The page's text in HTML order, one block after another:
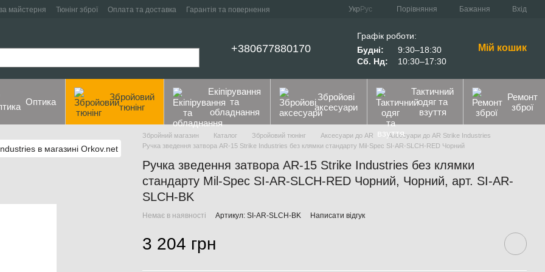
майстерня Тюнінг зброї Оплата та доставка
Гарантія та повернення
Укр Рус Порівняння Бажання Вхід
+380677880170
Графік роботи:
Будні:
9:30–18:30
Сб. Нд:
10:30–17:30
Мій кошик
Оптика
Збройовий
тюнінг
Екіпірування
та
обладнання
Збройові
аксесуари
Тактичний
одяг та
взуття
Ремонт
зброї
Збройний магазин Каталог Збройовий тюнінг Аксесуари до AR
Аксесуари до AR Strike Industries
Ручка зведення затвора AR-15 Strike Industries без клямки стандарту Mil-Spec SI-AR-SLCH-RED Чорний
Ручка зведення затвора AR-15 Strike Industries без клямки
стандарту Mil-Spec SI-AR-SLCH-RED Чорний, Чорний, арт. SI-AR-
SLCH-BK
Немає в наявності Артикул: SI-AR-SLCH-BK Написати відгук
3 204 грн